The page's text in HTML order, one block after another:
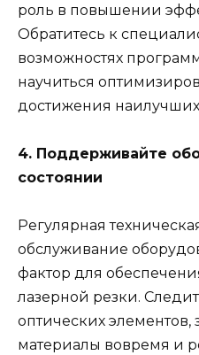
роль в повышении
Обратитесь к
возможностях
научиться
достижения наилучших
4. Поддерживайте
состоянии
Регулярная
обслуживание
фактор для
лазерной резки.
оптических
материалы вовремя и